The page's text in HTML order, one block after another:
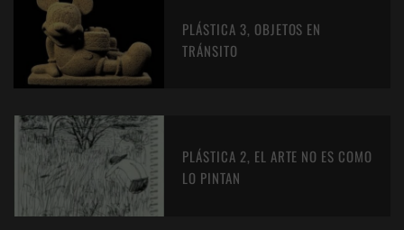
PLÁSTICA 3, OBJETOS EN
TRÁNSITO
PLÁSTICA 2, EL ARTE NO ES COMO
LO PINTAN